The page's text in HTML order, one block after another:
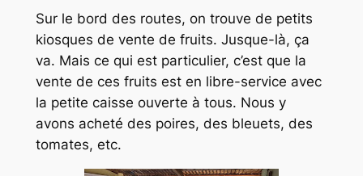
Sur le bord des routes, on trouve de petits
kiosques de vente de fruits. Jusque-là, ça
va. Mais ce qui est particulier, c’est que la
vente de ces fruits est en libre-service avec
la petite caisse ouverte à tous. Nous y
avons acheté des poires, des bleuets, des
tomates, etc.